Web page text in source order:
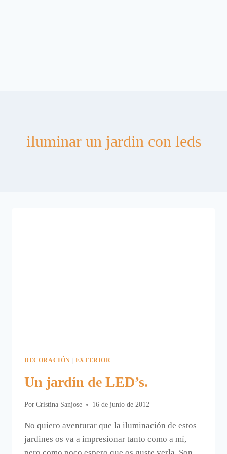
iluminar un jardin con leds
DECORACIÓN | EXTERIOR
Un jardín de LED’s.
Por Cristina Sanjose 16 de junio de 2012
No quiero aventurar que la iluminación de estos
jardines os va a impresionar tanto como a mí,